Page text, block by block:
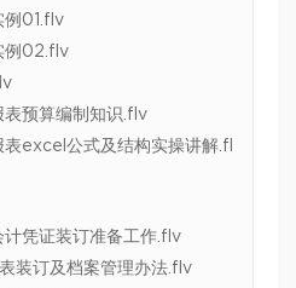
例01.flv
例02.flv
预算编制知识.flv
excel公式及结构实操讲解.fl
凭证装订准备工作.flv
装订及档案管理办法.flv